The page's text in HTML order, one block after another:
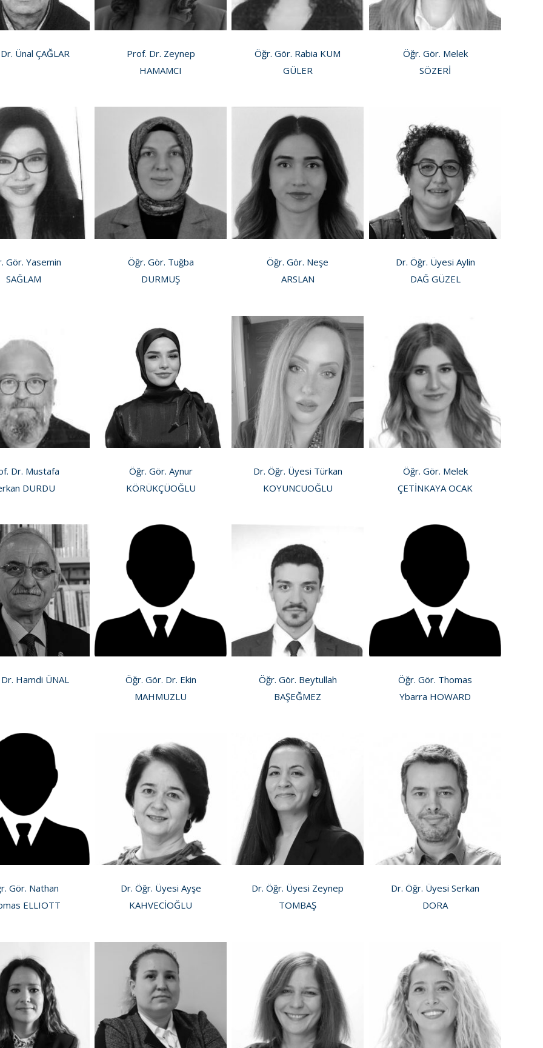
Ünal ÇAĞLAR
Prof. Dr. Zeynep
HAMAMCI
Öğr. Gör. Rabia KUM
GÜLER
Öğr. Gör. Melek
SÖZERİ
Gör. Yasemin
SAĞLAM
Öğr. Gör. Tuğba
DURMUŞ
Öğr. Gör. Neşe
ARSLAN
Dr. Öğr. Üyesi Aylin
DAĞ GÜZEL
Dr. Mustafa
DURDU
Öğr. Gör. Aynur
KÖRÜKÇÜOĞLU
Dr. Öğr. Üyesi Türkan
KOYUNCUOĞLU
Öğr. Gör. Melek
ÇETİNKAYA OCAK
Hamdi ÜNAL
Öğr. Gör. Dr. Ekin
MAHMUZLU
Öğr. Gör. Beytullah
BAŞEĞMEZ
Öğr. Gör. Thomas
Ybarra HOWARD
Gör. Nathan
ELLIOTT
Dr. Öğr. Üyesi Ayşe
KAHVECİOĞLU
Dr. Öğr. Üyesi Zeynep
TOMBAŞ
Dr. Öğr. Üyesi Serkan
DORA